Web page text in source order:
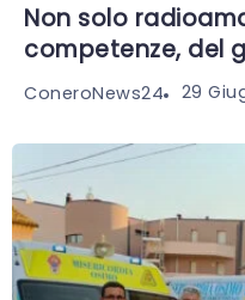
Non solo
competenze, del
ConeroNews24 29